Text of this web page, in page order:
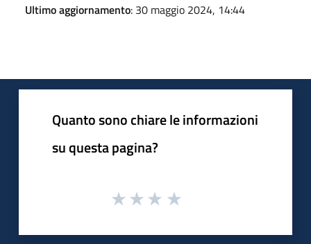
Ultimo aggiornamento: 30 maggio 2024, 14:44
Quanto sono chiare le informazioni
su questa pagina?